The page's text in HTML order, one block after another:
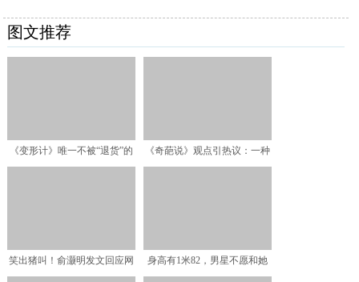
图文推荐
《变形计》唯一不被“退货”的
《奇葩说》观点引热议：一种
笑出猪叫！俞灏明发文回应网
身高有1米82，男星不愿和她